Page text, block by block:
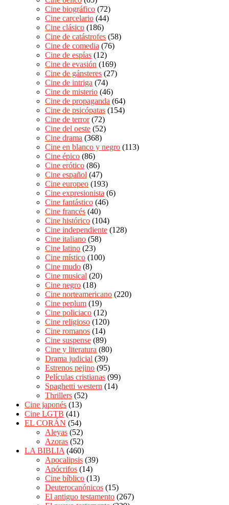
Cine biográfico (72)
Cine carcelario (44)
Cine clásico (186)
Cine de catástrofes (58)
Cine de comedia (76)
Cine de espías (12)
Cine de evasión (169)
Cine de gánsteres (27)
Cine de intriga (74)
Cine de misterio (46)
Cine de propaganda (64)
Cine de psicópatas (154)
Cine de terror(72)
Cine del oeste (52)
Cine drama (368)
Cine en blanco y negro (113)
Cine épico (86)
Cine erótico (86)
Cine español (47)
Cine europeo (193)
Cine expresionista (6)
Cine fantástico (46)
Cine francés (40)
Cine histórico (104)
Cine independiente (128)
Cine italiano (58)
Cine latino (23)
Cine místico (100)
Cine mudo (8)
Cine musical (20)
Cine negro (18)
Cine norteamericano (220)
Cine peplum (19)
Cine policiaco (12)
Cine religioso (120)
Cine romanos (14)
Cine suspense (89)
Cine y literatura (80)
Drama judicial (39)
Estrenos pejino (95)
Películas cristianas (99)
Spaghetti western (14)
Thrillers (52)
Cine japonés (13)
Cine LGTB (41)
EL CORÁN (54)
Aleyas (52)
Azoras (52)
LA BIBLIA (460)
Apocalipsis (39)
Apócrifos (14)
Cine bíblico (13)
Deuterocanónicos (15)
El antiguo testamento (267)